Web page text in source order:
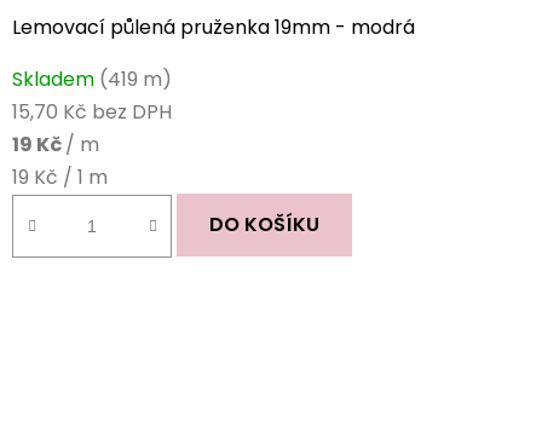
Lemovací půlená pruženka 19mm - modrá
Skladem (419 m)
15,70 Kč bez DPH
19 Kč/ m
Měrná
19 Kč / 1 m
DO KOŠÍKU